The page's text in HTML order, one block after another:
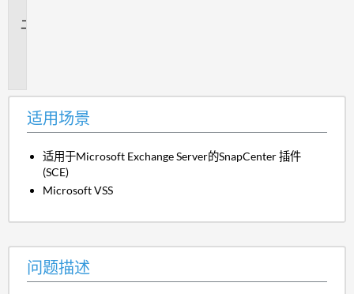
适用场景
适用于Microsoft Exchange Server的SnapCenter 插件
(SCE)
Microsoft VSS
问题描述